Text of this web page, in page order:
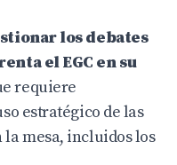
los debates
el EGC en su
requiere
estratégico de las
mesa, incluidos los